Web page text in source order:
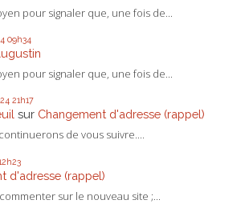
pour signaler que, une fois de...
09h34
pour signaler que, une fois de...
21h17
sur Changement d'adresse (rappel)
de vous suivre....
d'adresse (rappel)
sur le nouveau site ;...